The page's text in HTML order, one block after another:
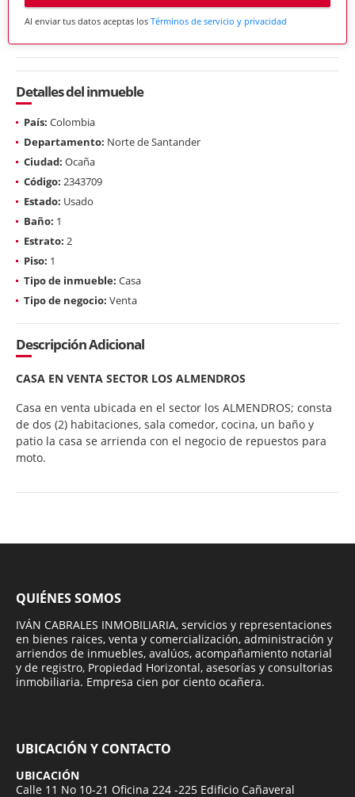
Al enviar tus datos aceptas los Términos de servicio y privacidad
Detalles del inmueble
País: Colombia
Departamento: Norte de Santander
Ciudad: Ocaña
Código: 2343709
Estado: Usado
Baño: 1
Estrato: 2
Piso: 1
Tipo de inmueble: Casa
Tipo de negocio: Venta
Descripción Adicional
CASA EN VENTA SECTOR LOS ALMENDROS
Casa en venta ubicada en el sector los ALMENDROS; consta
de dos (2) habitaciones, sala comedor, cocina, un baño y
patio la casa se arrienda con el negocio de repuestos para
moto.
QUIÉNES SOMOS
IVÁN CABRALES INMOBILIARIA, servicios y representaciones
en bienes raices, venta y comercialización, administración y
arriendos de inmuebles, avalúos, acompañamiento notarial
y de registro, Propiedad Horizontal, asesorías y consultorias
inmobiliaria. Empresa cien por ciento ocañera.
UBICACIÓN Y CONTACTO
UBICACIÓN
Calle 11 No 10-21 Oficina 224 -225 Edificio Cañaveral